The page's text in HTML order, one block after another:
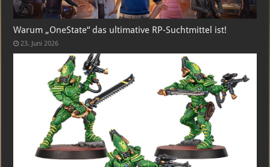
Warum „OneState“ das ultimative RP-Suchtmittel ist!
23. Juni 2026